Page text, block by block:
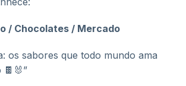
/ Chocolates / Mercado
os sabores que todo mundo ama